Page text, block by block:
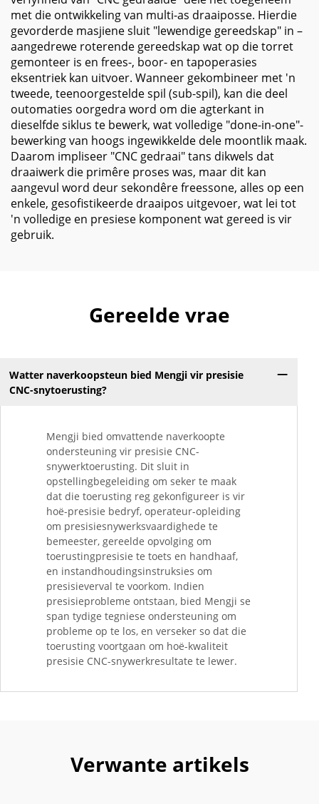
met die ontwikkeling van multi-as draaiposse. Hierdie
gevorderde masjiene sluit "lewendige gereedskap" in –
aangedrewe roterende gereedskap wat op die torret
gemonteer is en frees-, boor- en tapoperasies
eksentriek kan uitvoer. Wanneer gekombineer met 'n
tweede, teenoorgestelde spil (sub-spil), kan die deel
outomaties oorgedra word om die agterkant in
dieselfde siklus te bewerk, wat volledige "done-in-one"-
bewerking van hoogs ingewikkelde dele moontlik maak.
Daarom impliseer "CNC gedraai" tans dikwels dat
draaiwerk die primêre proses was, maar dit kan
aangevul word deur sekondêre freessone, alles op een
enkele, gesofistikeerde draaipos uitgevoer, wat lei tot
'n volledige en presiese komponent wat gereed is vir
gebruik.
Gereelde vrae
Watter naverkoopsteun bied Mengji vir presisie
CNC-snytoerusting?
Mengji bied omvattende naverkoopte
ondersteuning vir presisie CNC-
snywerktoerusting. Dit sluit in
opstellingbegeleiding om seker te maak
dat die toerusting reg gekonfigureer is vir
hoë-presisie bedryf, operateur-opleiding
om presisiesnywerksvaardighede te
bemeester, gereelde opvolging om
toerustingpresisie te toets en handhaaf,
en instandhoudingsinstruksies om
presisieverval te voorkom. Indien
presisieprobleme ontstaan, bied Mengji se
span tydige tegniese ondersteuning om
probleme op te los, en verseker so dat die
toerusting voortgaan om hoë-kwaliteit
presisie CNC-snywerkresultate te lewer.
Verwante artikels